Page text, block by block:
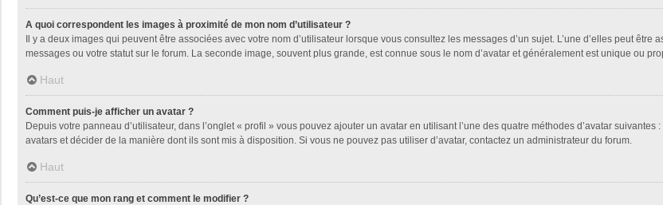
A quoi correspondent les images à proximité de mon nom d’utilisateur ?
Il y a deux images qui peuvent être associées avec votre nom d’utilisateur lorsque vous consultez les messages d’un sujet. L’une d’elles peut
messages ou votre statut sur le forum. La seconde image, souvent plus grande, est connue sous le nom d’avatar et généralement est unique ou
Haut
Comment puis-je afficher un avatar ?
Depuis votre panneau d’utilisateur, dans l’onglet « profil » vous pouvez ajouter un avatar en utilisant l’une des quatre méthodes d’avatar
avatars et décider de la manière dont ils sont mis à disposition. Si vous ne pouvez pas utiliser d’avatar, contactez un administrateur du forum.
Haut
Qu’est-ce que mon rang et comment le modifier ?